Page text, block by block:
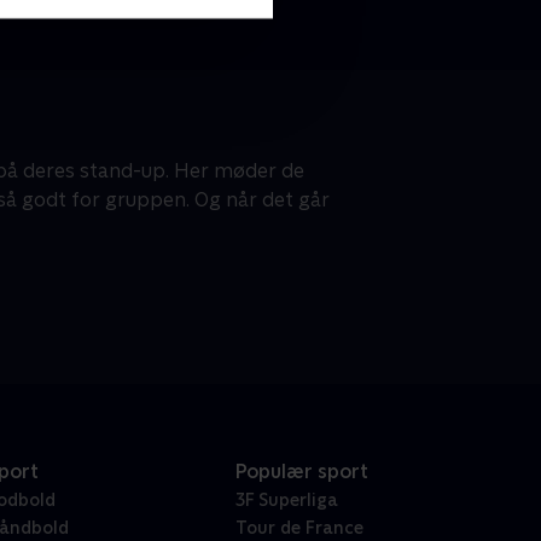
deres stand-up. Her møder de
godt for gruppen. Og når det går
Populær sport
3F Superliga
Tour de France